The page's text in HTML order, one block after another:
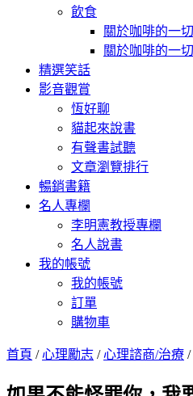
飲食
關於咖啡的一
關於咖啡的一
精選笑話
影音觀賞
恆好聊
貓起來說書
有聲書試聽
文章瀏覽排行
暢銷書籍
名人專欄
李明憲教授專欄
名人說書
我的帳號
我的帳號
訂單
購物車
首頁 /心理勵志 /心理諮商/治療 /